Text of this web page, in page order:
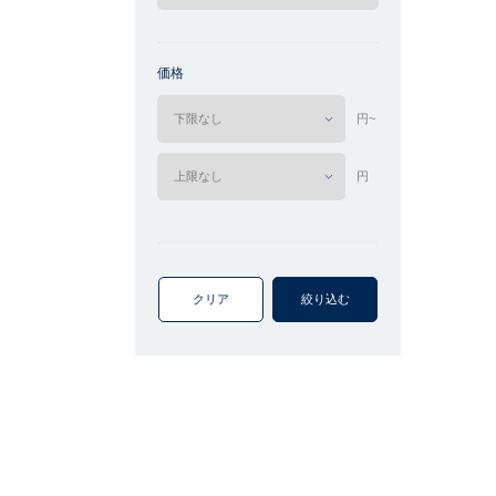
価格
円~
円
クリア 絞り込む